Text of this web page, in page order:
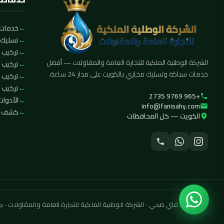
الشركة الوطنية الملكية للتجارة العامة والمقاولات — أفضل
خدمات سباكة وتسليك مجاري بالكويت على مدار 24 ساعة.
+965 9769 2735
info@fanisahy.com
الكويت — كل المحافظات
تركيب
تركيب
كشف
© 2026 فني صحي · الشركة الوطنية الملكية للتجارة العامة والمقاولات · جميع الحقوق محفوظة